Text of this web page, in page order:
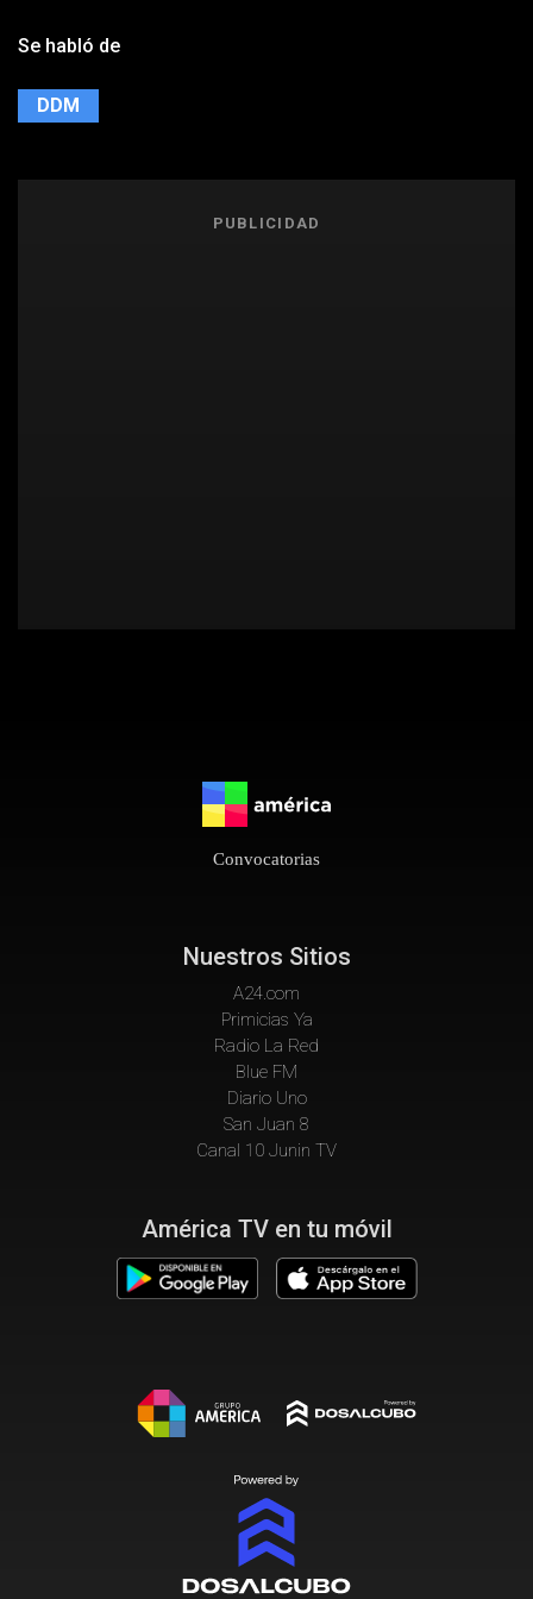
Se habló de
DDM
PUBLICIDAD
Convocatorias
Nuestros Sitios
A24.com
Primicias Ya
Radio La Red
Blue FM
Diario Uno
San Juan 8
Canal 10 Junin TV
América TV en tu móvil